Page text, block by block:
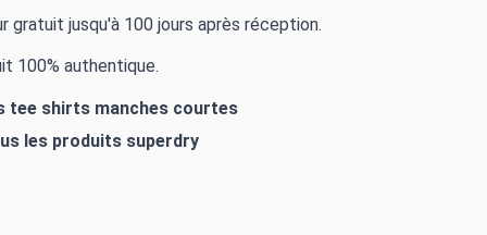
gratuit jusqu'à 100 jours après réception.
100% authentique.
tee shirts manches courtes
les produits superdry